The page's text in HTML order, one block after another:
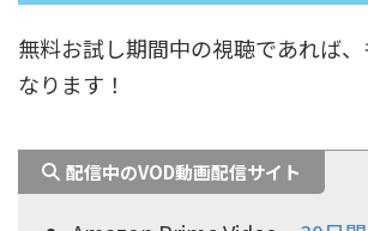
無料お試し期間中の視聴であれば
なります！
配信中のVOD動画配信サイト